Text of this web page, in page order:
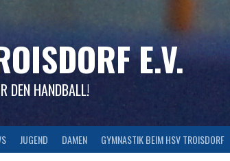
E.V.
DEN HANDBALL!
JUGEND DAMEN GYMNASTIK BEIM HSV TROISDORF